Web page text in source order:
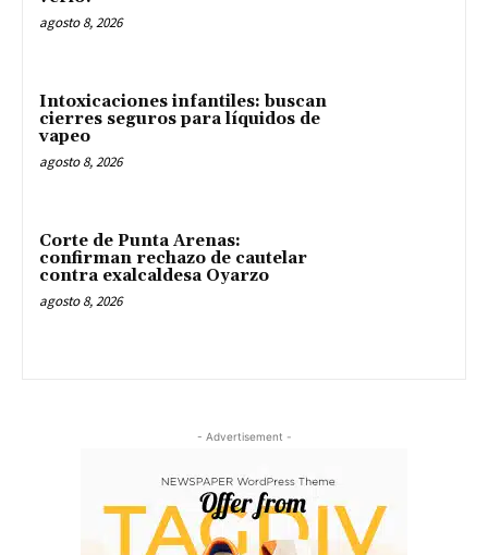
agosto 8, 2026
Intoxicaciones infantiles: buscan
cierres seguros para líquidos de
vapeo
agosto 8, 2026
Corte de Punta Arenas:
confirman rechazo de cautelar
contra exalcaldesa Oyarzo
agosto 8, 2026
- Advertisement -